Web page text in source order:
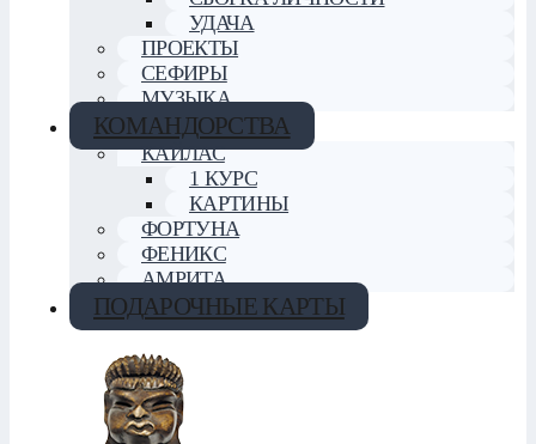
УДАЧА
ПРОЕКТЫ
СЕФИРЫ
МУЗЫКА
КОМАНДОРСТВА
КАЙЛАС
1 КУРС
КАРТИНЫ
ФОРТУНА
ФЕНИКС
АМРИТА
ПОДАРОЧНЫЕ КАРТЫ